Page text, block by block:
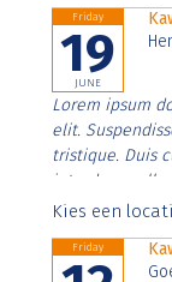
Friday
19
JUNE
Lorem ipsum
elit.
tristique. Duis
interdum
Aenean
Kies een
Friday